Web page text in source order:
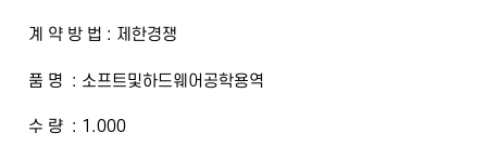
계 약 방 법 : 제한경쟁
품 명 : 소프트및하드웨어공학용역
수 량 : 1.000